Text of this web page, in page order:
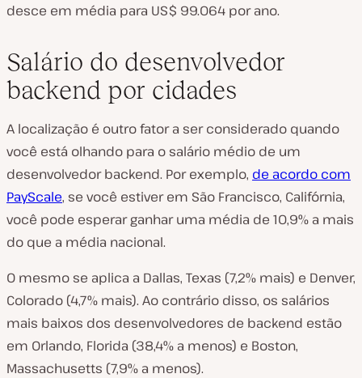
desce em média para US$ 99.064 por ano.
Salário do desenvolvedor
backend por cidades
A localização é outro fator a ser considerado quando
você está olhando para o salário médio de um
desenvolvedor backend. Por exemplo, de acordo com
PayScale, se você estiver em São Francisco, Califórnia,
você pode esperar ganhar uma média de 10,9% a mais
do que a média nacional.
O mesmo se aplica a Dallas, Texas (7,2% mais) e Denver,
Colorado (4,7% mais). Ao contrário disso, os salários
mais baixos dos desenvolvedores de backend estão
em Orlando, Florida (38,4% a menos) e Boston,
Massachusetts (7,9% a menos).